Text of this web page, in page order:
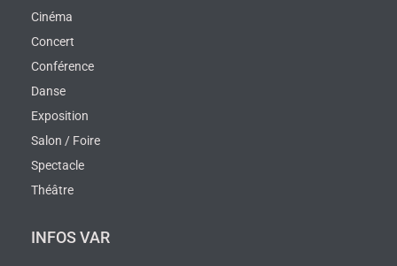
Cinéma
Concert
Conférence
Danse
Exposition
Salon / Foire
Spectacle
Théâtre
INFOS VAR